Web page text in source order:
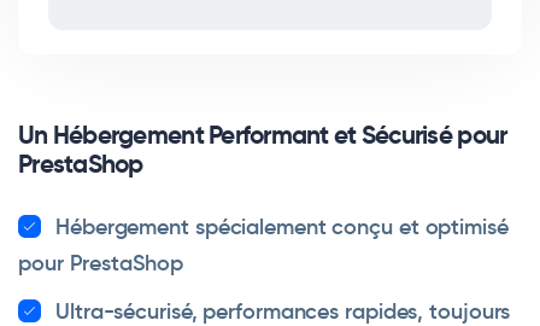
Un Hébergement Performant et Sécurisé pour
PrestaShop
Hébergement spécialement conçu et optimisé
pour PrestaShop
Ultra-sécurisé, performances rapides, toujours